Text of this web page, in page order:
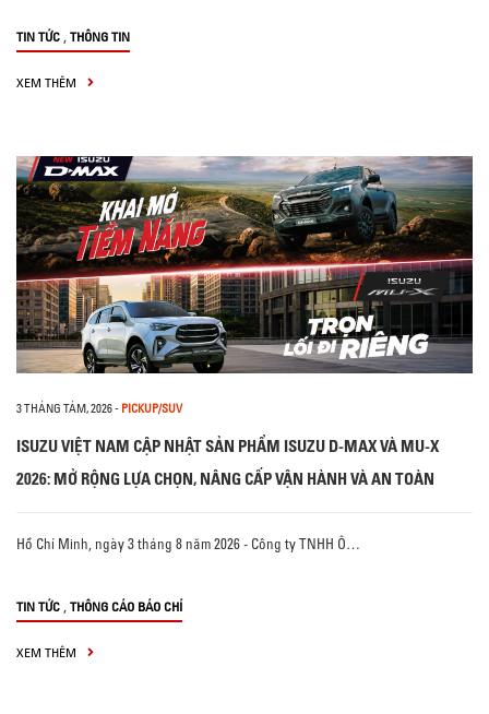
TIN TỨC , THÔNG TIN
XEM THÊM
3 THÁNG TÁM, 2026- PICKUP/SUV
ISUZU VIỆT NAM CẬP NHẬT SẢN PHẨM ISUZU D-MAX VÀ MU-X
2026: MỞ RỘNG LỰA CHỌN, NÂNG CẤP VẬN HÀNH VÀ AN TOÀN
Hồ Chí Minh, ngày 3 tháng 8 năm 2026 - Công ty TNHH Ô…
TIN TỨC , THÔNG CÁO BÁO CHÍ
XEM THÊM